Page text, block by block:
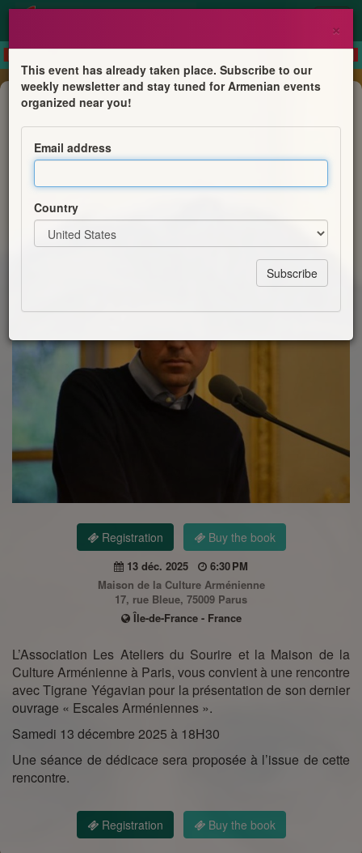
Book Presentation
Rencontre avec Tigrane Yégavian et
présentation de son dernier livre
Registration Buy the book
13 déc. 2025
6:30 PM
Maison de la Culture Arménienne
17, rue Bleue, 75009 Parus
Île-de-France - France
L’Association Les Ateliers du Sourire et la Maison de la
Culture Arménienne à Paris, vous convient à une rencontre
avec Tigrane Yégavian pour la présentation de son dernier
ouvrage « Escales Arméniennes ».
Samedi 13 décembre 2025 à 18H30
Une séance de dédicace sera proposée à l’issue de cette
rencontre.
Registration Buy the book
×
This event has already taken place. Subscribe to our
weekly newsletter and stay tuned for Armenian events
organized near you!
Email address
Country